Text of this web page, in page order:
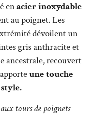
enacier inoxydable
au poignet. Les
dévoilent un
gris anthracite et
ancestrale, recouvert
une touche
tours de poignets